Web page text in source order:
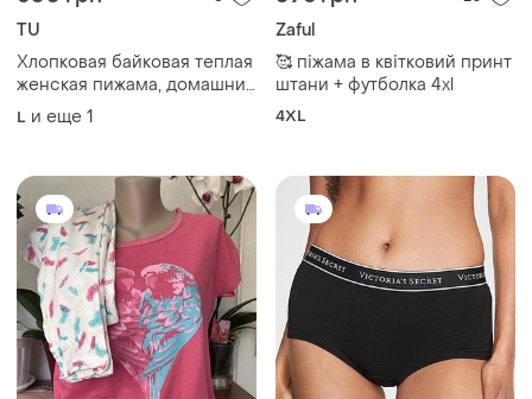
TU
Хлопковая байковая теплая
женская пижама, домашний
костюм рубашка и штаны
L и еще 1
Zaful
🥰 піжама в квітковий принт
штани + футболка 4xl
4XL